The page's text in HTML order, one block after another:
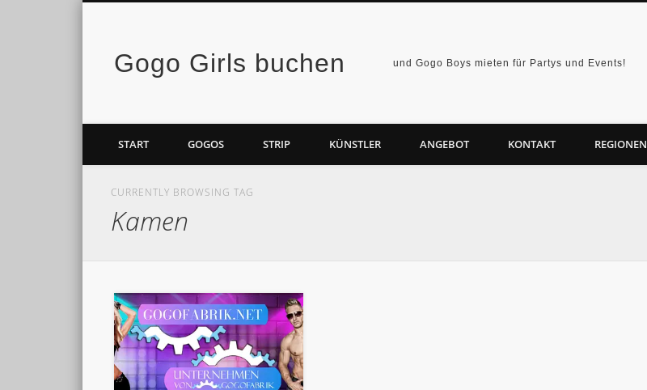
Gogo Girls buchen und Gogo Boys mieten für Partys und Events!
FacebookVimeo
START GOGOS STRIP KÜNSTLER ANGEBOT KONTAKT REGIONEN
CURRENTLY BROWSING TAG
Kamen